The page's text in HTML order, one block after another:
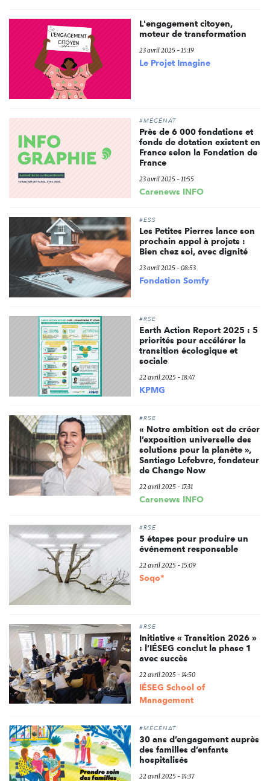
L'engagement citoyen,
moteur de transformation
23 avril 2025 - 15:19
Le Projet Imagine
#MÉCÉNAT
Près de 6 000 fondations et
fonds de dotation existent en
France selon la Fondation de
France
23 avril 2025 - 11:55
Carenews INFO
#ESS
Les Petites Pierres lance son
prochain appel à projets :
Bien chez soi, avec dignité
23 avril 2025 - 08:53
Fondation Somfy
#RSE
Earth Action Report 2025 : 5
priorités pour accélérer la
transition écologique et
sociale
22 avril 2025 - 18:47
KPMG
#RSE
« Notre ambition est de créer
l’exposition universelle des
solutions pour la planète »,
Santiago Lefebvre, fondateur
de Change Now
22 avril 2025 - 17:31
Carenews INFO
#RSE
5 étapes pour produire un
événement responsable
22 avril 2025 - 15:09
Soqo*
#RSE
Initiative « Transition 2026 »
: l’IÉSEG conclut la phase 1
avec succès
22 avril 2025 - 14:50
IÉSEG School of
Management
#MÉCÉNAT
30 ans d’engagement auprès
des familles d’enfants
hospitalisés
22 avril 2025 - 14:37